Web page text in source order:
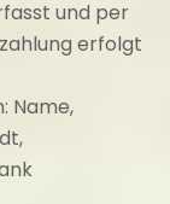
und per
erfolgt
Name,